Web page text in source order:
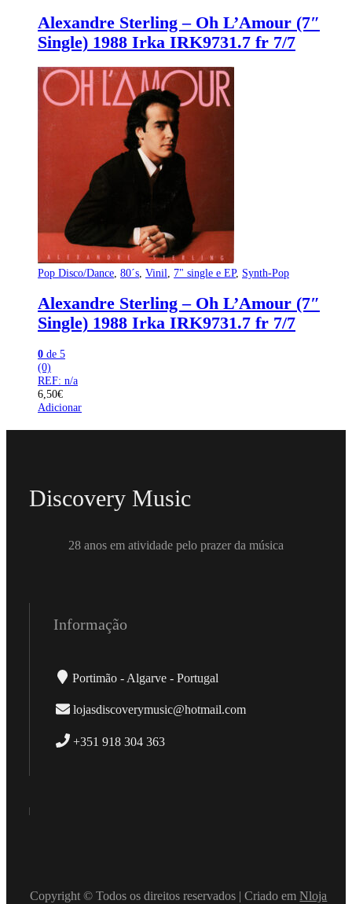
Alexandre Sterling – Oh L’Amour (7″
Single) 1988 Irka IRK9731.7 fr 7/7
Pop Disco/Dance 80´s Vinil 7" single e EP, Synth-Pop
Alexandre Sterling – Oh L’Amour (7″
Single) 1988 Irka IRK9731.7 fr 7/7
0 de 5
(0)
REF: n/a
6,50€
Adicionar
Discovery Music
28 anos em atividade pelo prazer da música
Informação
Portimão - Algarve - Portugal
lojasdiscoverymusic@hotmail.com
+351 918 304 363
Copyright © Todos os direitos reservados | Criado emNloja